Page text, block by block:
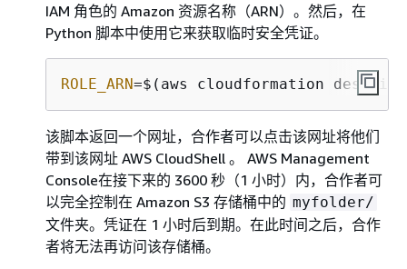
IAM 角色的 Amazon 资源名称（ARN）。然后，在
Python 脚本中使用它来获取临时安全凭证。
ROLE_ARN=$(aws cloudformation
该脚本返回一个网址，合作者可以点击该网址将他们
带到该网址 AWS CloudShell 。 AWS Management
Console在接下来的 3600 秒（1 小时）内，合作者可
以完全控制在 Amazon S3 存储桶中的 myfolder/
文件夹。凭证在 1 小时后到期。在此时间之后，合作
者将无法再访问该存储桶。